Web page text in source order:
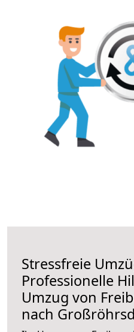
Stressfreie
Professionelle
Umzug von
nach